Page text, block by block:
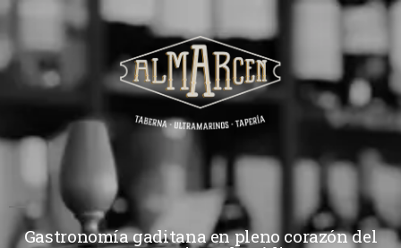
Gastronomía gaditana en pleno corazón del